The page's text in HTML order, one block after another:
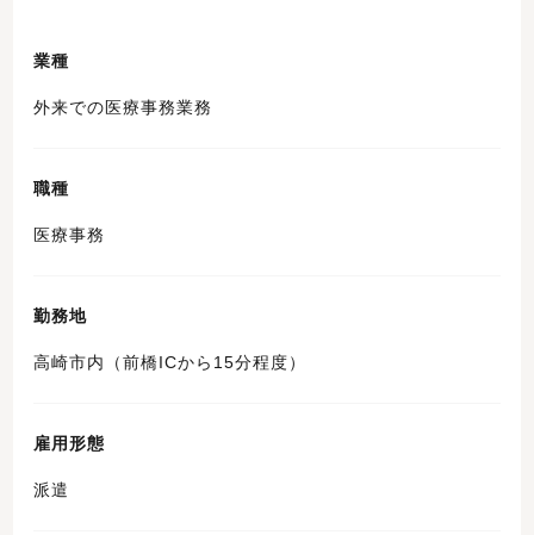
業種
外来での医療事務業務
職種
医療事務
勤務地
高崎市内（前橋ICから15分程度）
雇用形態
派遣